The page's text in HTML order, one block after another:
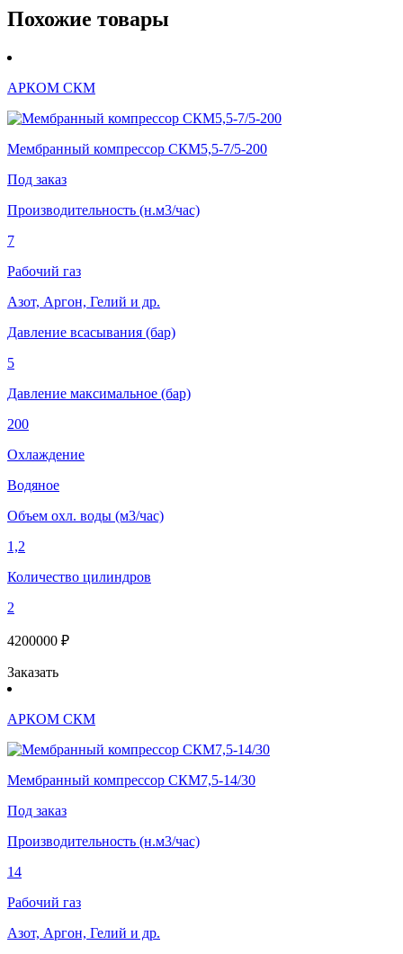
Похожие товары
АРКОМ СКМ
Мембранный компрессор СКМ5,5-7/5-200
Под заказ
Производительность (н.м3/час)
7
Рабочий газ
Азот, Аргон, Гелий и др.
Давление всасывания (бар)
5
Давление максимальное (бар)
200
Охлаждение
Водяное
Объем охл. воды (м3/час)
1,2
Количество цилиндров
2
4200000 ₽
Заказать
АРКОМ СКМ
Мембранный компрессор СКМ7,5-14/30
Под заказ
Производительность (н.м3/час)
14
Рабочий газ
Азот, Аргон, Гелий и др.